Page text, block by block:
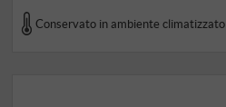
Conservato in ambiente climatizzato